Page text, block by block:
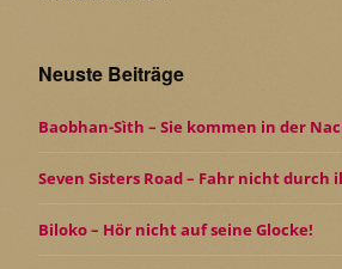
Neuste Beiträge
Baobhan-Sìth – Sie kommen in der
Seven Sisters Road – Fahr nicht durch
Biloko – Hör nicht auf seine Glocke!